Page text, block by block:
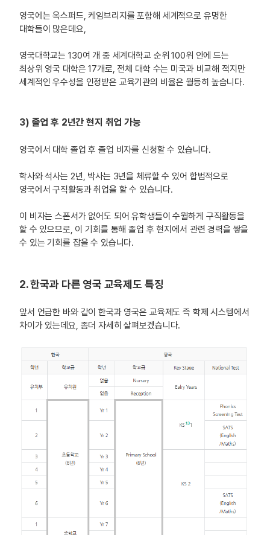
영국에는 옥스퍼드, 케임브리지를 포함해 세계적으로 유명한
대학들이 많은데요,
영국대학교는 130여 개 중 세계대학교 순위 100위 안에 드는
최상위 영국 대학은 17개로, 전체 대학 수는 미국과 비교해 적지만
세계적인 우수성을 인정받은 교육기관의 비율은 월등히 높습니다.
3) 졸업 후 2년간 현지 취업 가능
영국에서 대학 졸업 후 졸업 비자를 신청할 수 있습니다.
학사와 석사는 2년, 박사는 3년을 체류할 수 있어 합법적으로
영국에서 구직활동과 취업을 할 수 있습니다.
이 비자는 스폰서가 없어도 되어 유학생들이 수월하게 구직활동을
할 수 있으므로, 이 기회를 통해 졸업 후 현지에서 관련 경력을 쌓을
수 있는 기회를 잡을 수 있습니다.
2. 한국과 다른 영국 교육제도 특징
앞서 언급한 바와 같이 한국과 영국은 교육제도 즉 학제 시스템에서
차이가 있는데요, 좀더 자세히 살펴보겠습니다.